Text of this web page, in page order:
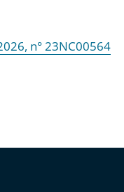
n° 23NC00564